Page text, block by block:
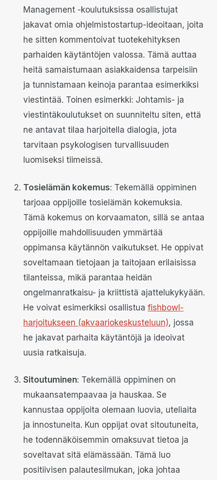
Management -koulutuksissa osallistujat
jakavat omia ohjelmistostartup-ideoitaan, joita
he sitten kommentoivat tuotekehityksen
parhaiden käytäntöjen valossa. Tämä auttaa
heitä samaistumaan asiakkaidensa tarpeisiin
ja tunnistamaan keinoja parantaa esimerkiksi
viestintää. Toinen esimerkki: Johtamis- ja
viestintäkoulutukset on suunniteltu siten, että
ne antavat tilaa harjoitella dialogia, jota
tarvitaan psykologisen turvallisuuden
luomiseksi tiimeissä.
Tosielämän kokemus: Tekemällä oppiminen
tarjoaa oppijoille tosielämän kokemuksia.
Tämä kokemus on korvaamaton, sillä se antaa
oppijoille mahdollisuuden ymmärtää
oppimansa käytännön vaikutukset. He oppivat
soveltamaan tietojaan ja taitojaan erilaisissa
tilanteissa, mikä parantaa heidän
ongelmanratkaisu- ja kriittistä ajattelukykyään.
He voivat esimerkiksi osallistua fishbowl-
harjoitukseen (akvaariokeskusteluun), jossa
he jakavat parhaita käytäntöjä ja ideoivat
uusia ratkaisuja.
Sitoutuminen: Tekemällä oppiminen on
mukaansatempaavaa ja hauskaa. Se
kannustaa oppijoita olemaan luovia, uteliaita
ja innostuneita. Kun oppijat ovat sitoutuneita,
he todennäköisemmin omaksuvat tietoa ja
soveltavat sitä elämässään. Tämä luo
positiivisen palautesilmukan, joka johtaa